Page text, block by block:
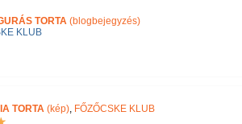
TORTA (blogbejegyzés)
KLUB
TORTA (kép), FŐZŐCSKE KLUB